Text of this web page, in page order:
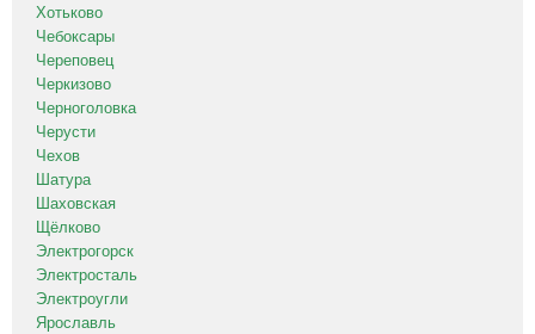
Хотьково
Чебоксары
Череповец
Черкизово
Черноголовка
Черусти
Чехов
Шатура
Шаховская
Щёлково
Электрогорск
Электросталь
Электроугли
Ярославль